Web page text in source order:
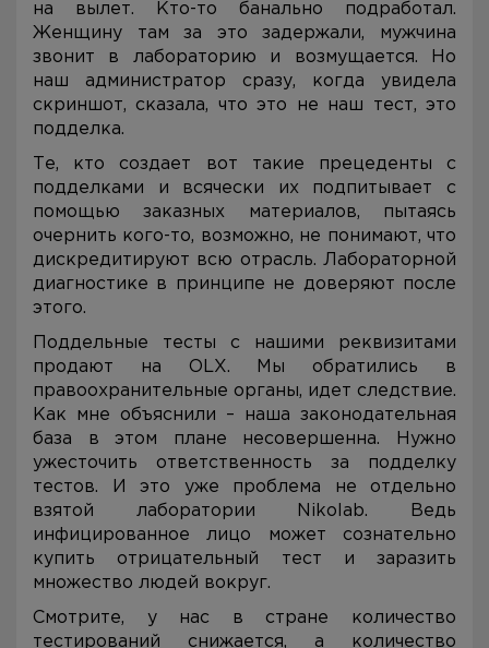
на вылет. Кто-то банально подработал.
Женщину там за это задержали, мужчина
звонит в лабораторию и возмущается. Но
наш администратор сразу, когда увидела
скриншот, сказала, что это не наш тест, это
подделка.
Те, кто создает вот такие прецеденты с
подделками и всячески их подпитывает с
помощью заказных материалов, пытаясь
очернить кого-то, возможно, не понимают, что
дискредитируют всю отрасль. Лабораторной
диагностике в принципе не доверяют после
этого.
Поддельные тесты с нашими реквизитами
продают на ОLX. Мы обратились в
правоохранительные органы, идет следствие.
Как мне объяснили – наша законодательная
база в этом плане несовершенна. Нужно
ужесточить ответственность за подделку
тестов. И это уже проблема не отдельно
взятой лаборатории Nikolab. Ведь
инфицированное лицо может сознательно
купить отрицательный тест и заразить
множество людей вокруг.
Смотрите, у нас в стране количество
тестирований снижается, а количество